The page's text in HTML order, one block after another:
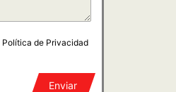
Política de Privacidad
Enviar